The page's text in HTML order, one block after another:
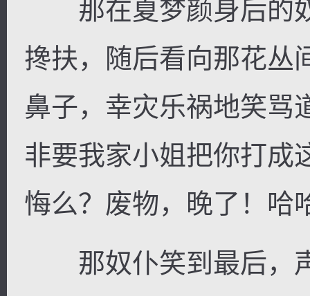
那在夏梦颜身后的
搀扶，随后看向那花丛
鼻子，幸灾乐祸地笑骂
非要我家小姐把你打成
悔么？废物，晚了！
那奴仆笑到最后，